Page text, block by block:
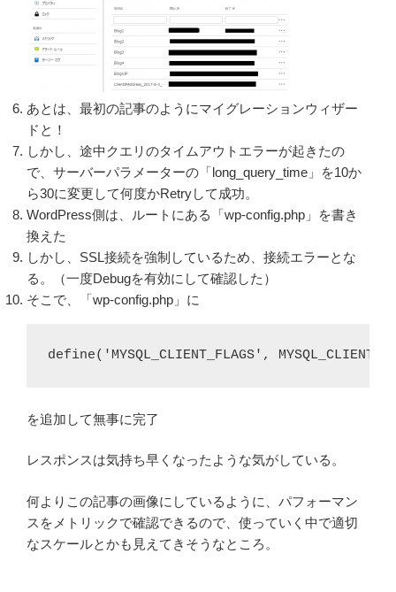
あとは、最初の記事のようにマイグレーションウィザー
ドと！
しかし、途中クエリのタイムアウトエラーが起きたの
で、サーバーパラメーターの「long_query_time」を10か
ら30に変更して何度かRetryして成功。
WordPress側は、ルートにある「wp-config.php」を書き
換えた
しかし、SSL接続を強制しているため、接続エラーとな
る。（一度Debugを有効にして確認した）
そこで、「wp-config.php」に
define('MYSQL_CLIENT_FLAGS',
を追加して無事に完了
レスポンスは気持ち早くなったような気がしている。
何よりこの記事の画像にしているように、パフォーマン
スをメトリックで確認できるので、使っていく中で適切
なスケールとかも見えてきそうなところ。